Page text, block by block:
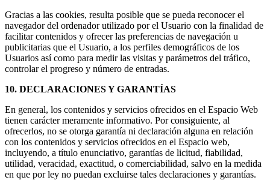
Gracias a las cookies, resulta posible que se pueda reconocer el
navegador del ordenador utilizado por el Usuario con la finalidad de
facilitar contenidos y ofrecer las preferencias de navegación u
publicitarias que el Usuario, a los perfiles demográficos de los
Usuarios así como para medir las visitas y parámetros del tráfico,
controlar el progreso y número de entradas.
10. DECLARACIONES Y GARANTÍAS
En general, los contenidos y servicios ofrecidos en el Espacio Web
tienen carácter meramente informativo. Por consiguiente, al
ofrecerlos, no se otorga garantía ni declaración alguna en relación
con los contenidos y servicios ofrecidos en el Espacio web,
incluyendo, a título enunciativo, garantías de licitud, fiabilidad,
utilidad, veracidad, exactitud, o comerciabilidad, salvo en la medida
en que por ley no puedan excluirse tales declaraciones y garantías.